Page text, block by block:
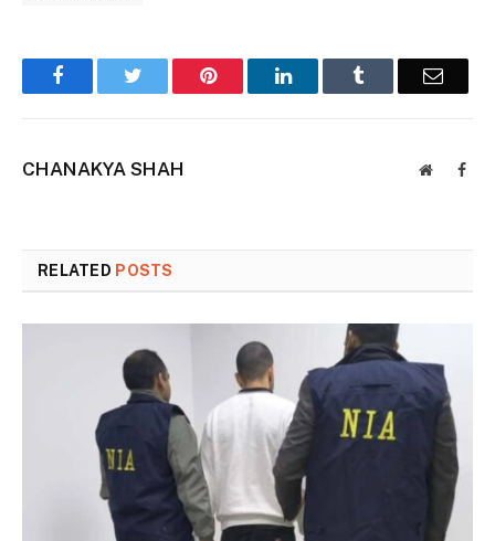
FacebookTwitter Pinterest LinkedInTumblr Email
CHANAKYA SHAH Website
RELATED POSTS